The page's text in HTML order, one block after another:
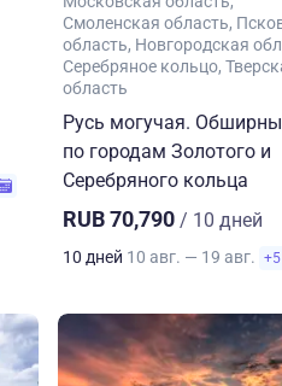
Смоленская область
область Новгородская
Серебряное кольцо
область
Русь могучая.
по городам Золотого и
Серебряного кольца
RUB 70,790 / 10 дней
10 дней 10 авг. — 19 авг. +5